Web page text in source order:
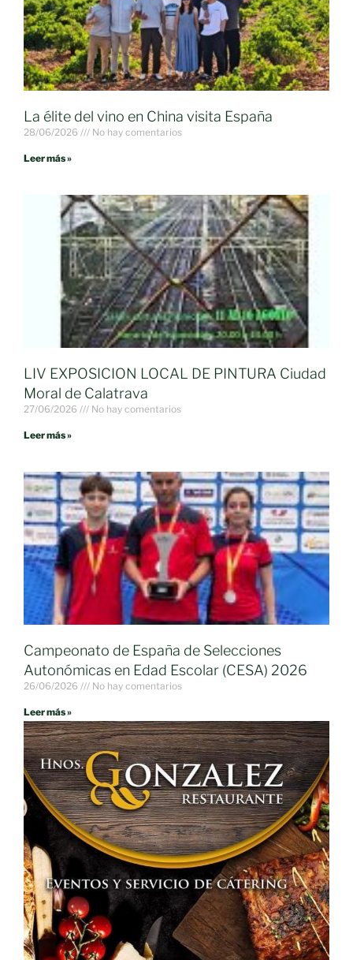
La élite del vino en China visita España
28/06/2026 No hay comentarios
Leer más »
LIV EXPOSICION LOCAL DE PINTURA Ciudad
Moral de Calatrava
27/06/2026 No hay comentarios
Leer más »
Campeonato de España de Selecciones
Autonómicas en Edad Escolar (CESA) 2026
26/06/2026 No hay comentarios
Leer más »